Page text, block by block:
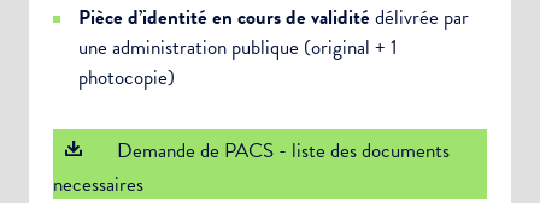
Pièce d’identité en cours de validitédélivrée par
une administration publique (original + 1
photocopie)
Demande de PACS - liste des documents
necessaires